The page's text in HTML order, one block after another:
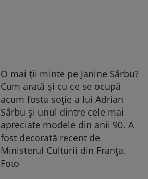
O mai ții minte pe Janine Sârbu?
Cum arată și cu ce se ocupă
acum fosta soție a lui Adrian
Sârbu și unul dintre cele mai
apreciate modele din anii 90. A
fost decorată recent de
Ministerul Culturii din Franța.
Foto